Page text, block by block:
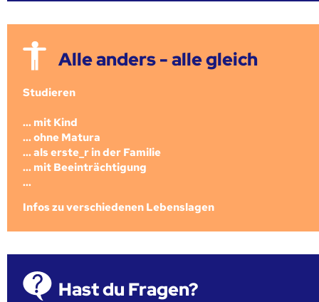
Alle anders - alle gleich
Studieren
... mit Kind
... ohne Matura
... als erste_r in der Familie
... mit Beeinträchtigung
...
Infos zu verschiedenen Lebenslagen
Hast du Fragen?